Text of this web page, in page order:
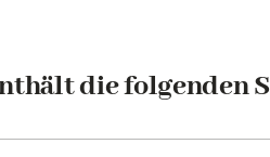
die folgenden